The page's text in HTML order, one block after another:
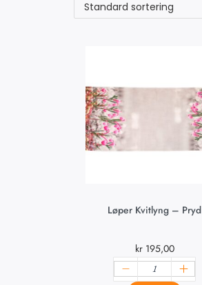
Løper Kvitlyng – Pryd
kr195,00